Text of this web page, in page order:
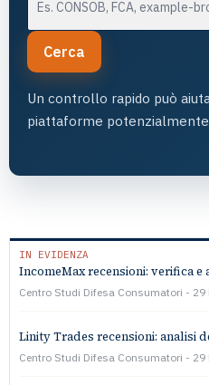
Cerca
Un controllo rapido può
piattaforme potenzialmente
IN EVIDENZA
IncomeMax recensioni: verifica
Centro Studi Difesa Consumatori 29
Linity Trades recensioni: analisi
Centro Studi Difesa Consumatori 29